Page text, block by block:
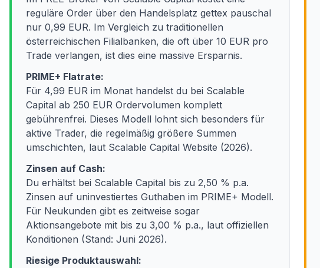
reguläre Order über den Handelsplatz gettex pauschal
nur 0,99 EUR. Im Vergleich zu traditionellen
österreichischen Filialbanken, die oft über 10 EUR pro
Trade verlangen, ist dies eine massive Ersparnis.
PRIME+ Flatrate:
Für 4,99 EUR im Monat handelst du bei Scalable
Capital ab 250 EUR Ordervolumen komplett
gebührenfrei. Dieses Modell lohnt sich besonders für
aktive Trader, die regelmäßig größere Summen
umschichten, laut Scalable Capital Website (2026).
Zinsen auf Cash:
Du erhältst bei Scalable Capital bis zu 2,50 % p.a.
Zinsen auf uninvestiertes Guthaben im PRIME+ Modell.
Für Neukunden gibt es zeitweise sogar
Aktionsangebote mit bis zu 3,00 % p.a., laut offiziellen
Konditionen (Stand: Juni 2026).
Riesige Produktauswahl: